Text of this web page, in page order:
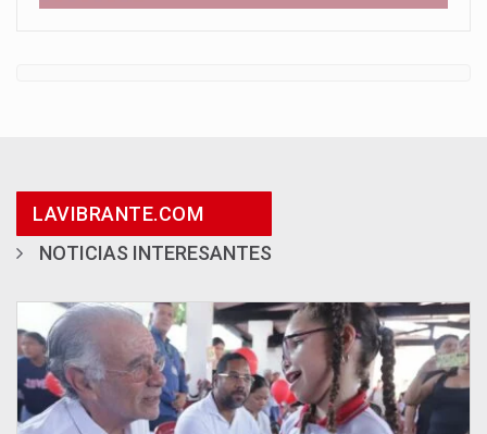
LAVIBRANTE.COM
NOTICIAS INTERESANTES